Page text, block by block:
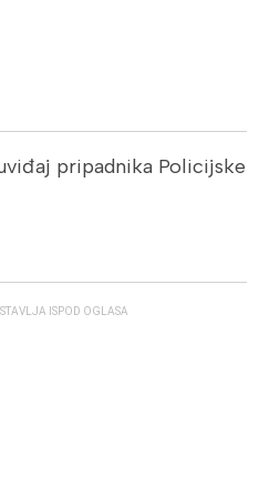
pripadnika Policijske
ISPOD OGLASA